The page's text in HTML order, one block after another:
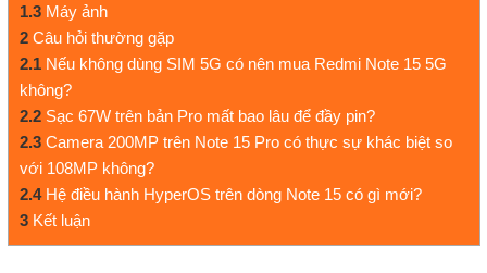
1.3 Máy ảnh
2 Câu hỏi thường gặp
2.1 Nếu không dùng SIM 5G có nên mua Redmi Note 15 5G
không?
2.2 Sạc 67W trên bản Pro mất bao lâu để đầy pin?
2.3 Camera 200MP trên Note 15 Pro có thực sự khác biệt so
với 108MP không?
2.4 Hệ điều hành HyperOS trên dòng Note 15 có gì mới?
3 Kết luận